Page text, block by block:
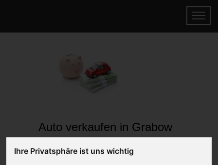
Ihre Privatsphäre ist uns wichtig
Auto verkaufen in Grabow
Mecklenburg-Vorpommern